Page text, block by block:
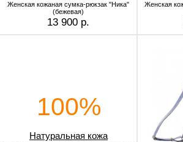
Женская кожаная сумка-рюкзак "Ника"
(бежевая)
13 900 р.
Женская
100%
Натуральная кожа